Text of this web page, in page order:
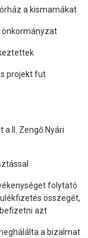
a kismamákat
önkormányzat
projekt fut
a II. Zengő Nyári
folytató
összegét,
azt
a bizalmat